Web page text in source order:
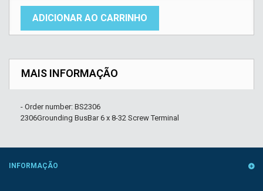
ADICIONAR AO CARRINHO
MAIS INFORMAÇÃO
- Order number: BS2306
2306Grounding BusBar 6 x 8-32 Screw Terminal
INFORMAÇÃO